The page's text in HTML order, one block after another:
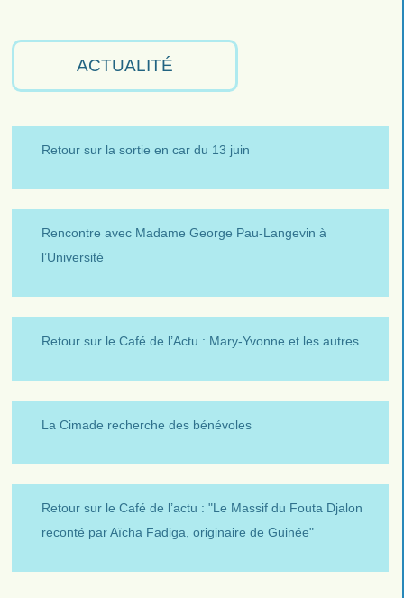
ACTUALITÉ
Retour sur la sortie en car du 13 juin
Rencontre avec Madame George Pau-Langevin à
l’Université
Retour sur le Café de l’Actu : Mary-Yvonne et les autres
La Cimade recherche des bénévoles
Retour sur le Café de l’actu : "Le Massif du Fouta Djalon
reconté par Aïcha Fadiga, originaire de Guinée"